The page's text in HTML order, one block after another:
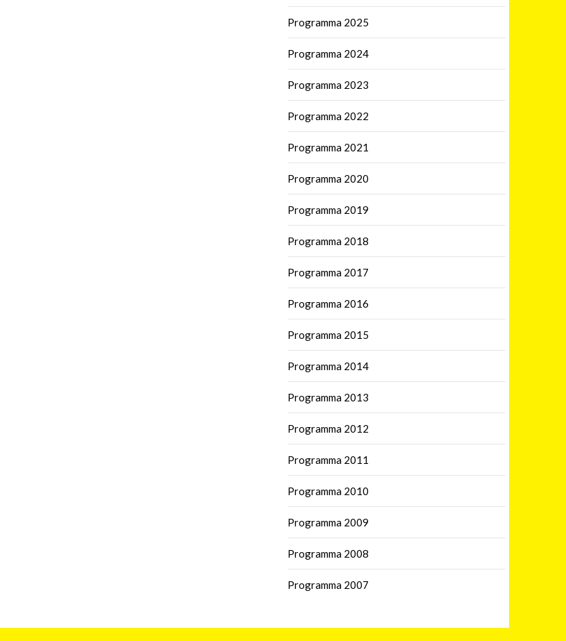
Programma 2025
Programma 2024
Programma 2023
Programma 2022
Programma 2021
Programma 2020
Programma 2019
Programma 2018
Programma 2017
Programma 2016
Programma 2015
Programma 2014
Programma 2013
Programma 2012
Programma 2011
Programma 2010
Programma 2009
Programma 2008
Programma 2007